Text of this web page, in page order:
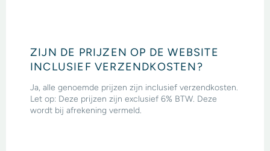
ZIJN DE PRIJZEN OP DE WEBSITE
INCLUSIEF VERZENDKOSTEN?
Ja, alle genoemde prijzen zijn inclusief verzendkosten.
Let op: Deze prijzen zijn exclusief 6% BTW. Deze
wordt bij afrekening vermeld.